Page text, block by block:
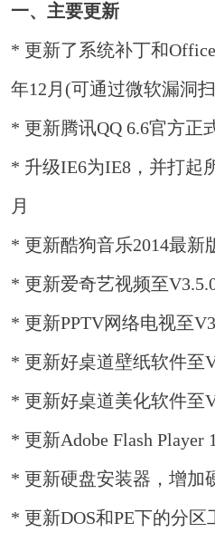
一、主要更新
* 更新了系统补丁和
年12月(可通过微软漏洞
* 更新腾讯QQ 6.6官方正
* 升级IE6为IE8，并打起
月
* 更新酷狗音乐2014最新
* 更新爱奇艺视频至
* 更新PPTV网络电视至
* 更新好桌道壁纸软件至
* 更新好桌道美化软件至
* 更新Adobe Flash Player
* 更新硬盘安装器，增加
* 更新DOS和PE下的分区